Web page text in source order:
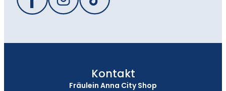
Kontakt
Fräulein Anna City Shop